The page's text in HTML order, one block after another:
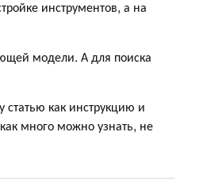
инструментов, а на
модели. А для поиска
статью как инструкцию и
много можно узнать, не